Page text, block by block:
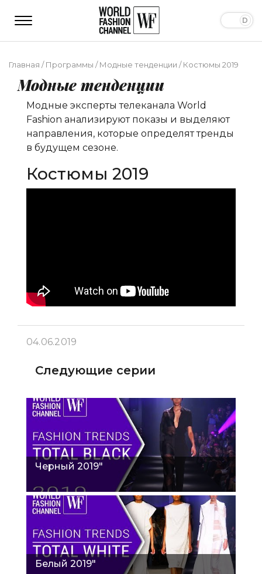
Главная /Программы /Модные тенденции /Костюмы 2019
Модные тенденции
Модные эксперты телеканала World
Fashion анализируют показы и выделяют
направления, которые определят тренды
в будущем сезоне.
Костюмы 2019
04.06.2019
Следующие серии
Черный 2019"
Белый 2019"